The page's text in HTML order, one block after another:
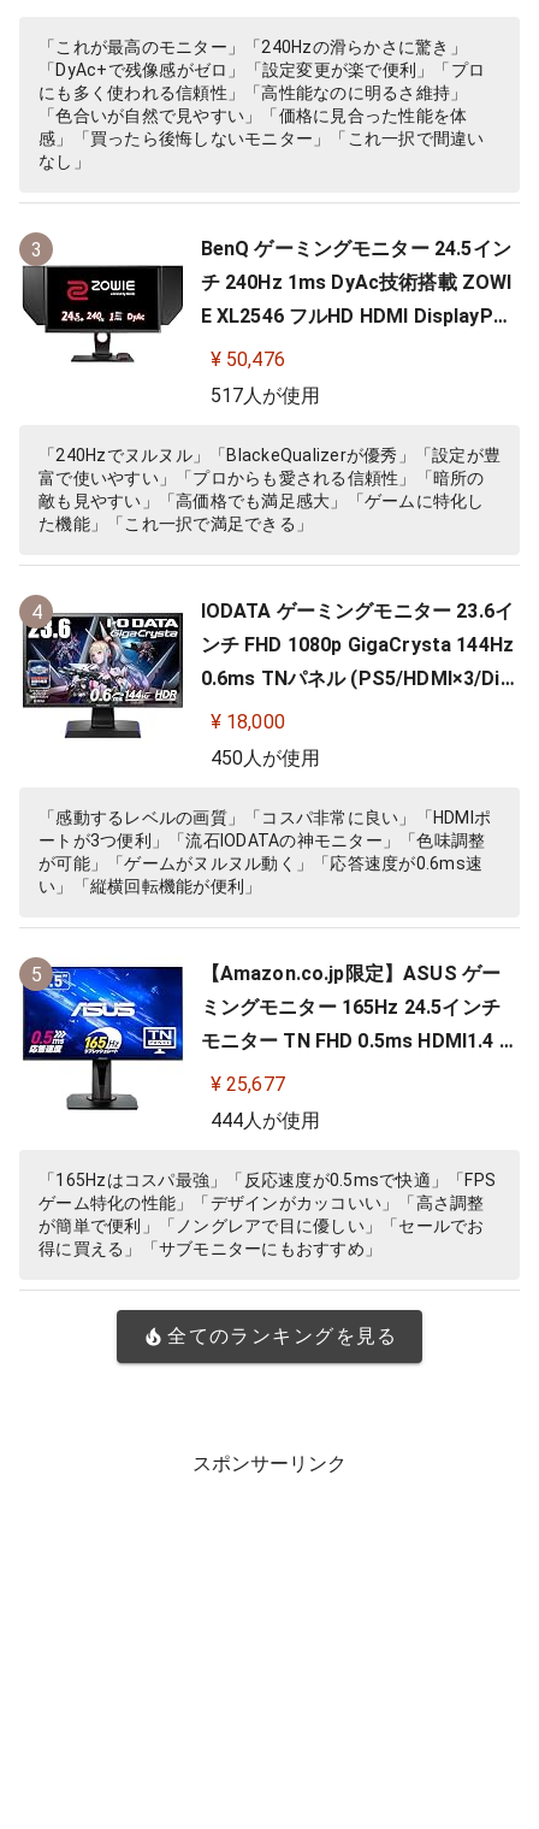
「これが最高のモニター」「240Hzの滑らかさに驚き」
「DyAc+で残像感がゼロ」「設定変更が楽で便利」「プロ
にも多く使われる信頼性」「高性能なのに明るさ維持」
「色合いが自然で見やすい」「価格に見合った性能を体
感」「買ったら後悔しないモニター」「これ一択で間違い
なし」
3
BenQ ゲーミングモニター 24.5イン
チ 240Hz 1ms DyAc技術搭載 ZOWI
E XL2546 フルHD HDMI DisplayPor
t DVI-DL搭載 FPS向き ディスプレイ
¥ 50,476
517人が使用
「240Hzでヌルヌル」「BlackeQualizerが優秀」「設定が豊
富で使いやすい」「プロからも愛される信頼性」「暗所の
敵も見やすい」「高価格でも満足感大」「ゲームに特化し
た機能」「これ一択で満足できる」
4
IODATA ゲーミングモニター 23.6イ
ンチ FHD 1080p GigaCrysta 144Hz
0.6ms TNパネル (PS5/HDMI×3/Dis
playPort/スピーカー付/高さ調整/縦
横回転) EX-LDGC242HTB
¥ 18,000
450人が使用
「感動するレベルの画質」「コスパ非常に良い」「HDMIポ
ートが3つ便利」「流石IODATAの神モニター」「色味調整
が可能」「ゲームがヌルヌル動く」「応答速度が0.6ms速
い」「縦横回転機能が便利」
5
【Amazon.co.jp限定】ASUS ゲー
ミングモニター 165Hz 24.5インチ
モニター TN FHD 0.5ms HDMI1.4 Di
splayPort1.2 DVI-D スピーカー 高
さ調整 縦横回転 VG258QR-J
¥ 25,677
444人が使用
「165Hzはコスパ最強」「反応速度が0.5msで快適」「FPS
ゲーム特化の性能」「デザインがカッコいい」「高さ調整
が簡単で便利」「ノングレアで目に優しい」「セールでお
得に買える」「サブモニターにもおすすめ」
全てのランキングを見る
スポンサーリンク